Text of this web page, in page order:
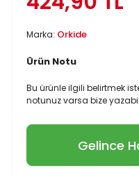
Marka: Orkide
Ürün Notu
Bu ürünle ilgili belirtmek
notunuz varsa bize
Gelince